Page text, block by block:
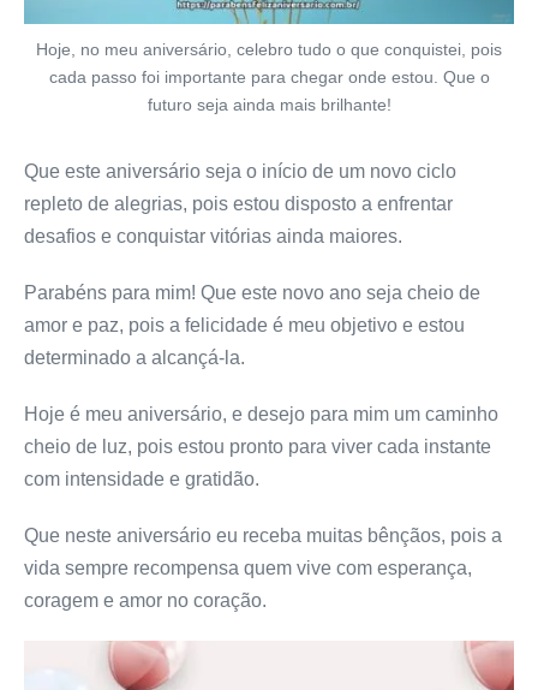
Hoje, no meu aniversário, celebro tudo o que conquistei, pois
cada passo foi importante para chegar onde estou. Que o
futuro seja ainda mais brilhante!
Que este aniversário seja o início de um novo ciclo
repleto de alegrias, pois estou disposto a enfrentar
desafios e conquistar vitórias ainda maiores.
Parabéns para mim! Que este novo ano seja cheio de
amor e paz, pois a felicidade é meu objetivo e estou
determinado a alcançá-la.
Hoje é meu aniversário, e desejo para mim um caminho
cheio de luz, pois estou pronto para viver cada instante
com intensidade e gratidão.
Que neste aniversário eu receba muitas bênçãos, pois a
vida sempre recompensa quem vive com esperança,
coragem e amor no coração.